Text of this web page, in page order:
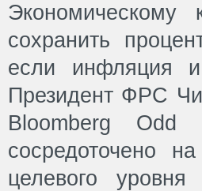
сохранить
если инфляция
Президент ФРС
Bloomberg
сосредоточено
целевого